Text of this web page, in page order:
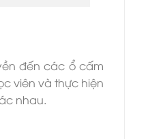
đến các ổ cấm
viên và thực hiện
nhau.